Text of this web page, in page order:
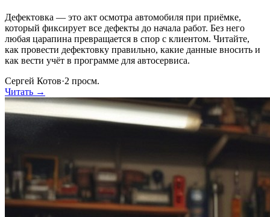
Дефектовка — это акт осмотра автомобиля при приёмке,
который фиксирует все дефекты до начала работ. Без него
любая царапина превращается в спор с клиентом. Читайте,
как провести дефектовку правильно, какие данные вносить и
как вести учёт в программе для автосервиса.
Сергей Котов·2 просм.
Читать →